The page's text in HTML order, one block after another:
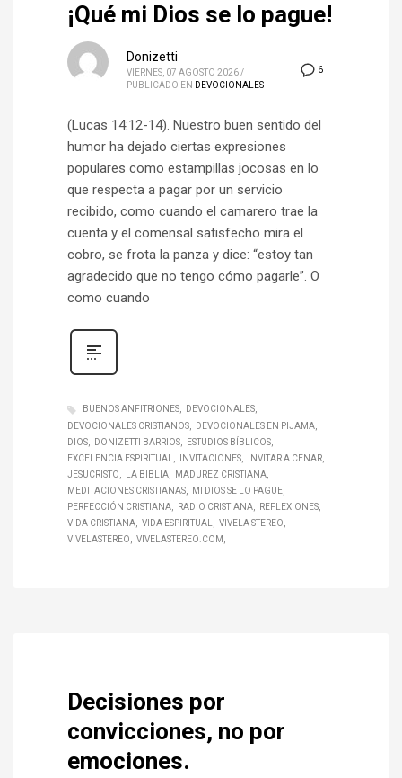
¡Qué mi Dios se lo pague!
6
Donizetti
VIERNES, 07 AGOSTO 2026/
PUBLICADO EN DEVOCIONALES
(Lucas 14:12-14). Nuestro buen sentido del
humor ha dejado ciertas expresiones
populares como estampillas jocosas en lo
que respecta a pagar por un servicio
recibido, como cuando el camarero trae la
cuenta y el comensal satisfecho mira el
cobro, se frota la panza y dice: “estoy tan
agradecido que no tengo cómo pagarle”. O
como cuando
BUENOS ANFITRIONES
DEVOCIONALES
DEVOCIONALES CRISTIANOS
DEVOCIONALES EN PIJAMA
DIOS
DONIZETTI BARRIOS
ESTUDIOS BÍBLICOS
EXCELENCIA ESPIRITUAL
INVITACIONES
INVITAR A CENAR
JESUCRISTO
LA BIBLIA
MADUREZ CRISTIANA
MEDITACIONES CRISTIANAS
MI DIOS SE LO PAGUE
PERFECCIÓN CRISTIANA
RADIO CRISTIANA
REFLEXIONES
VIDA CRISTIANA
VIDA ESPIRITUAL
VIVELA STEREO
VIVELASTEREO
VIVELASTEREO.COM
Decisiones por
convicciones, no por
emociones.